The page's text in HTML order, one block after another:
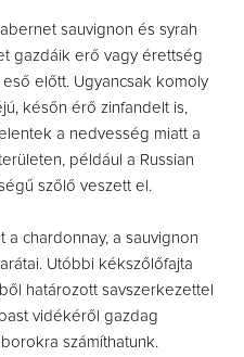
sauvignon és syrah
gazdáik erő vagy érettség
előtt. Ugyancsak komoly
későn érő zinfandelt is,
a nedvesség miatt a
például a Russian
szőlő veszett el.
chardonnay, a sauvignon
Utóbbi kékszőlőfajta
határozott savszerkezettel
vidékéről gazdag
számíthatunk.